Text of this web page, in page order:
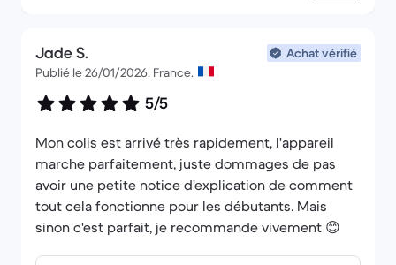
Jade S.
Achat vérifié
Publié le 26/01/2026, France.
5/5
Mon colis est arrivé très rapidement, l'appareil
marche parfaitement, juste dommages de pas
avoir une petite notice d'explication de comment
tout cela fonctionne pour les débutants. Mais
sinon c'est parfait, je recommande vivement 😊